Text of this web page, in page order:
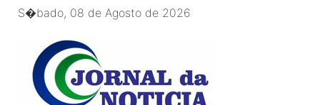
S�bado, 08 de Agosto de 2026